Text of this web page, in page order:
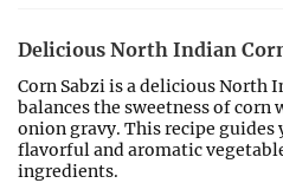
Delicious North Indian
Corn Sabzi is a delicious North
balances the sweetness of
onion gravy. This recipe
flavorful and aromatic
ingredients.